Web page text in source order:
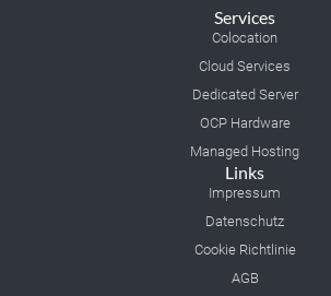
Services
Colocation
Cloud Services
Dedicated Server
OCP Hardware
Managed Hosting
Links
Impressum
Datenschutz
Cookie Richtlinie
AGB